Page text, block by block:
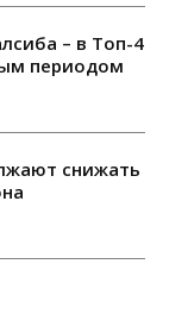
– в Топ-4
периодом
снижать